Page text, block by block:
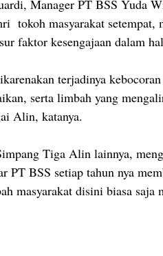
Manager PT BSS Yuda
tokoh masyarakat setempat,
faktor kesengajaan dalam
terjadinya
serta limbah yang
Alin, katanya.
Tiga Alin lainnya,
PT BSS setiap tahun nya
masyarakat disini biasa saja